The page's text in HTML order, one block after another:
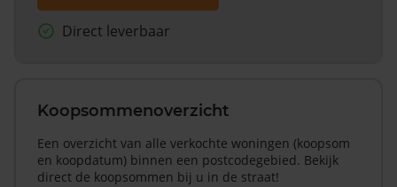
Direct leverbaar
Koopsommenoverzicht
Een overzicht van alle verkochte woningen (koopsom
en koopdatum) binnen een postcodegebied. Bekijk
direct de koopsommen bij u in de straat!